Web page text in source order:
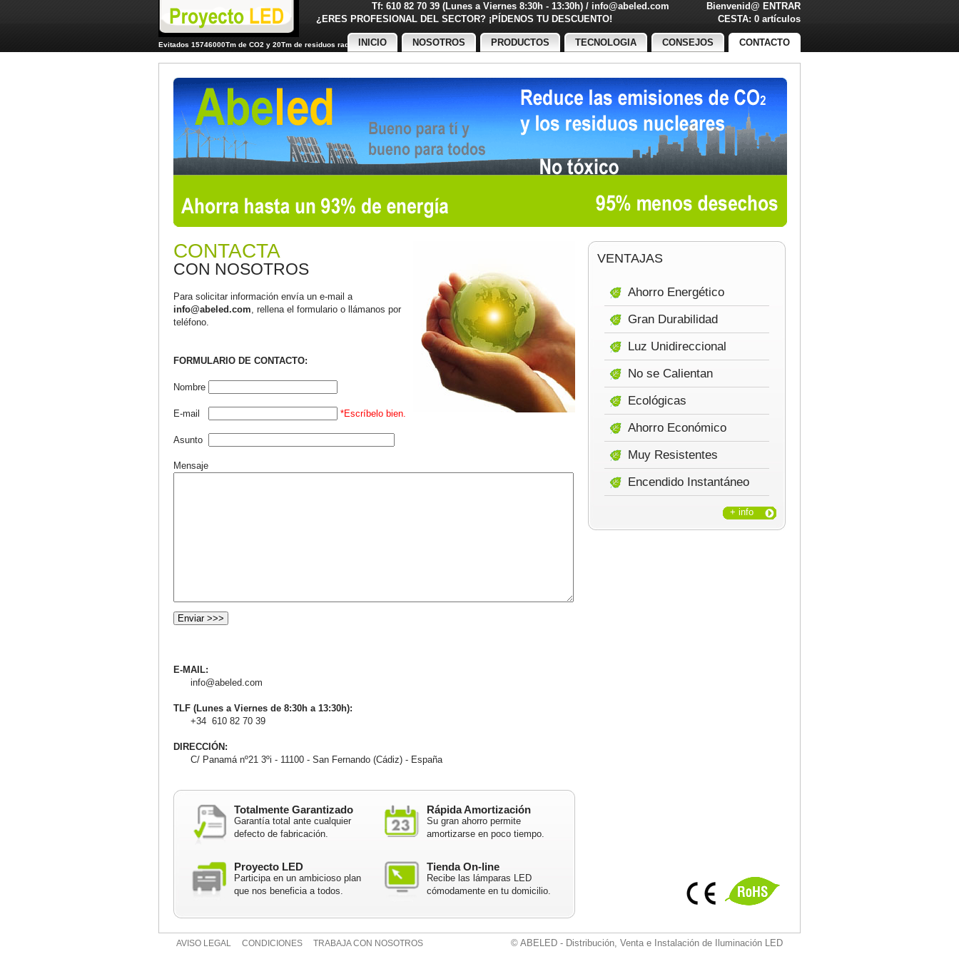
Tf: 610 82 70 39 (Lunes a Viernes 8:30h - 13:30h) / info@abeled.com Bienvenid@ ENTRAR
¿ERES PROFESIONAL DEL SECTOR? ¡PÍDENOS TU DESCUENTO!
CESTA: 0 artículos
Evitados 15746000Tm de CO2 y 20Tm de residuos radiactivos
INICIO NOSOTROS PRODUCTOS TECNOLOGIA CONSEJOS CONTACTO
VENTAJAS
Ahorro Energético
Gran Durabilidad
Luz Unidireccional
No se Calientan
Ecológicas
Ahorro Económico
Muy Resistentes
Encendido Instantáneo
+ info
CONTACTA
CON NOSOTROS
Para solicitar información envía un e-mail a
info@abeled.com, rellena el formulario o llámanos por
teléfono.
FORMULARIO DE CONTACTO:
Nombre
E-mail *Escríbelo bien.
Asunto
Mensaje
E-MAIL:
info@abeled.com
TLF (Lunes a Viernes de 8:30h a 13:30h):
+34 610 82 70 39
DIRECCIÓN:
C/ Panamá nº21 3ºi - 11100 - San Fernando (Cádiz) - España
Totalmente Garantizado
Garantía total ante cualquier
defecto de fabricación.
Rápida Amortización
Su gran ahorro permite
amortizarse en poco tiempo.
Proyecto LED
Participa en un ambicioso plan
que nos beneficia a todos.
Tienda On-line
Recibe las lámparas LED
cómodamente en tu domicilio.
AVISO LEGAL CONDICIONES TRABAJA CON NOSOTROS © ABELED - Distribución, Venta e Instalación de Iluminación LED